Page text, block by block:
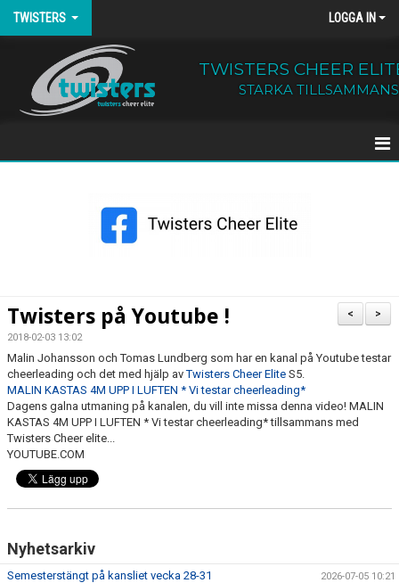
TWISTERS LOGGA IN
TWISTERS CHEER
STARKA TILLSAMMANS
KALENDER
KONTAKT
EXTRATRÄNING
KLÄDER & MERCH
>
<
Twisters på Youtube !
2018-02-03 13:02
Malin Johansson och Tomas Lundberg som har en kanal på Youtube testar
cheerleading och det med hjälp avTwisters Cheer Elite S5.
MALIN KASTAS 4M UPP I LUFTEN * Vi testar cheerleading*
Dagens galna utmaning på kanalen, du vill inte missa denna video! MALIN
KASTAS 4M UPP I LUFTEN * Vi testar cheerleading* tillsammans med
Twisters Cheer elite...
YOUTUBE.COM
Nyhetsarkiv
Semesterstängt på kansliet vecka 28-31 2026-07-05 10:21